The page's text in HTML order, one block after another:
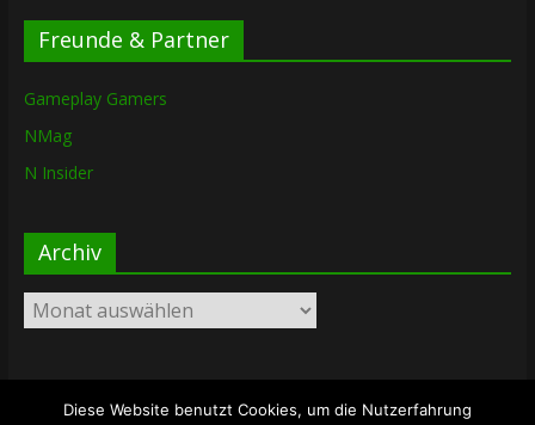
Freunde & Partner
Gameplay Gamers
NMag
N Insider
Archiv
Archiv
Diese Website benutzt Cookies, um die Nutzerfahrung